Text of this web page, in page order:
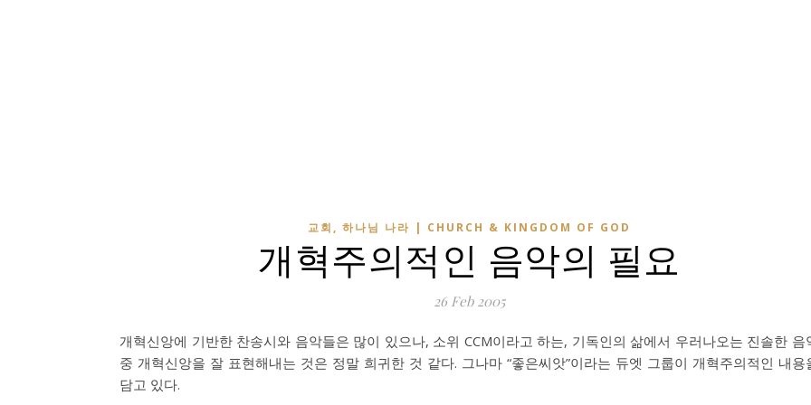
교회, 하나님 나라 | CHURCH & KINGDOM OF GOD
개혁주의적인 음악의 필요
26 Feb 2005
개혁신앙에 기반한 찬송시와 음악들은 많이 있으나, 소위 CCM이라고 하는, 기독인의 삶에서 우러나오는 진솔한 음
중 개혁신앙을 잘 표현해내는 것은 정말 희귀한 것 같다. 그나마 “좋은씨앗”이라는 듀엣 그룹이 개혁주의적인 내용
담고 있다.